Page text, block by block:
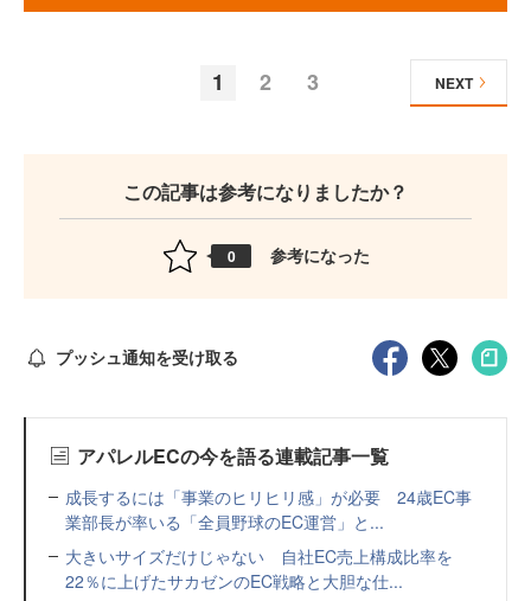
1 2 3 NEXT
この記事は参考になりましたか？
0 参考になった
プッシュ通知を受け取る
アパレルECの今を語る連載記事一覧
成長するには「事業のヒリヒリ感」が必要 24歳EC事
業部長が率いる「全員野球のEC運営」と...
大きいサイズだけじゃない 自社EC売上構成比率を
22％に上げたサカゼンのEC戦略と大胆な仕...